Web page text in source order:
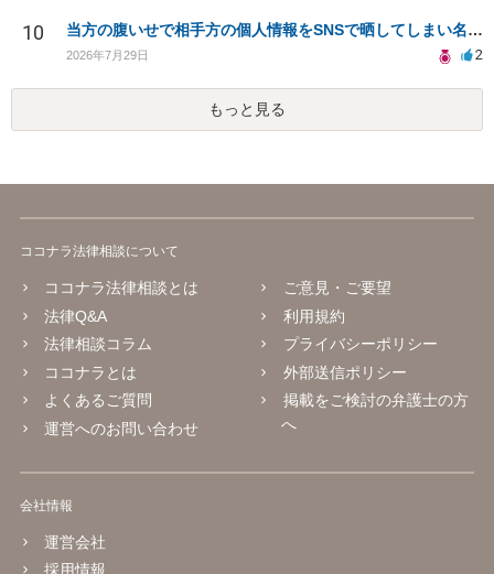
10 当方の腹いせで相手方の個人情報をSNSで晒してしまい名誉毀損させてしまったかもしれない
2026年7月29日 2
もっと見る
ココナラ法律相談について
ココナラ法律相談とは
法律Q&A
法律相談コラム
ココナラとは
よくあるご質問
運営へのお問い合わせ
ご意見・ご要望
利用規約
プライバシーポリシー
外部送信ポリシー
掲載をご検討の弁護士の方
へ
会社情報
運営会社
採用情報